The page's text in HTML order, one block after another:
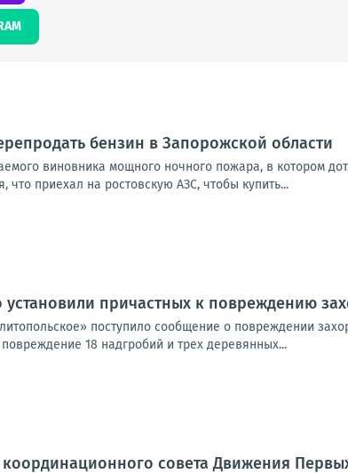
бензин в Запорожской области
виновника мощного ночного пожара, в котором
приехал на ростовскую АЗС, чтобы купить...
причастных к повреждению
поступило сообщение о повреждении
18 надгробий и трех деревянных...
совета Движения